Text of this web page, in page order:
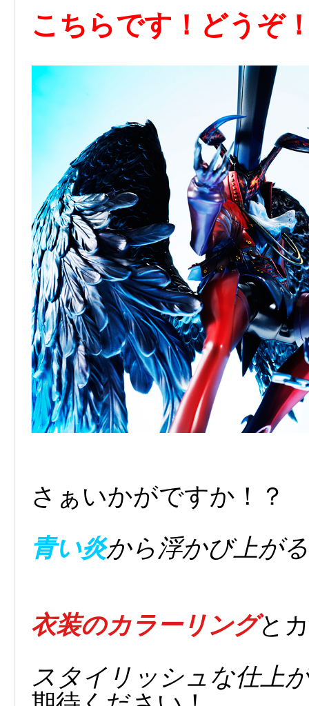
こちらです！どうぞ
さぁいかがですか！？
青い炎から浮かび上が
衣装のカラーリングと
スタイリッシュな仕上